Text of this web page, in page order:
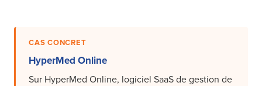
CAS CONCRET
HyperMed Online
Sur HyperMed Online, logiciel SaaS de gestion de